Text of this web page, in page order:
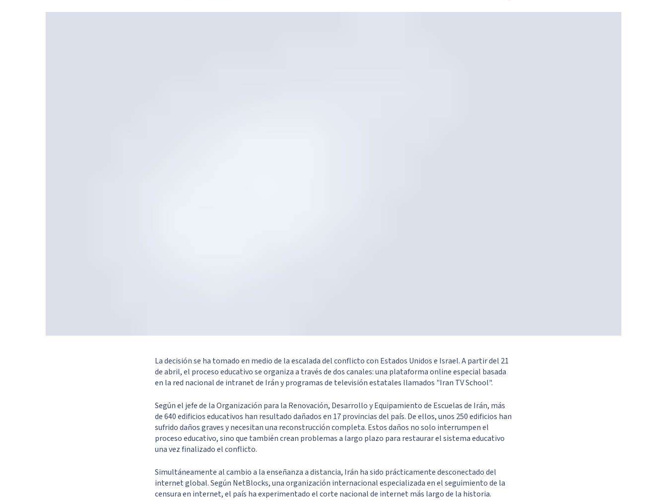
La decisión se ha tomado en medio de la escalada del conflicto con Estados Unidos e Israel. A partir del 21
de abril, el proceso educativo se organiza a través de dos canales: una plataforma online especial basada
en la red nacional de intranet de Irán y programas de televisión estatales llamados "Iran TV School".
Según el jefe de la Organización para la Renovación, Desarrollo y Equipamiento de Escuelas de Irán, más
de 640 edificios educativos han resultado dañados en 17 provincias del país. De ellos, unos 250 edificios han
sufrido daños graves y necesitan una reconstrucción completa. Estos daños no solo interrumpen el
proceso educativo, sino que también crean problemas a largo plazo para restaurar el sistema educativo
una vez finalizado el conflicto.
Simultáneamente al cambio a la enseñanza a distancia, Irán ha sido prácticamente desconectado del
internet global. Según NetBlocks, una organización internacional especializada en el seguimiento de la
censura en internet, el país ha experimentado el corte nacional de internet más largo de la historia.